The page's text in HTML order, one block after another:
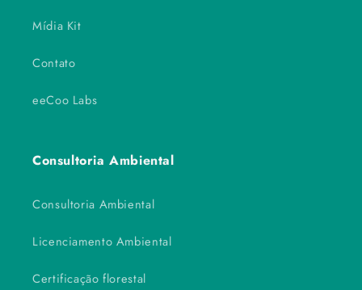
Mídia Kit
Contato
eeCoo Labs
Consultoria Ambiental
Consultoria Ambiental
Licenciamento Ambiental
Certificação florestal